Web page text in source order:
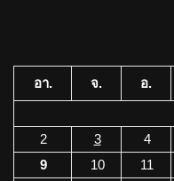
อา. จ. อ.
2
3 4
9
10 11